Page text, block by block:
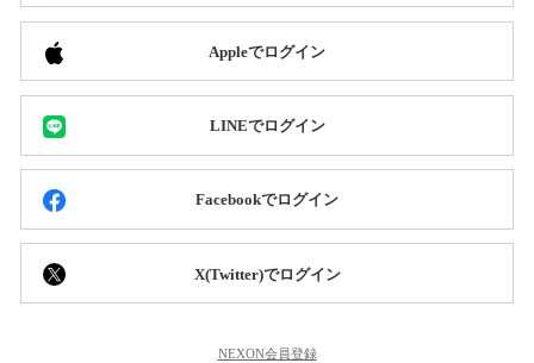
Appleでログイン
LINEでログイン
Facebookでログイン
X(Twitter)でログイン
NEXON会員登録